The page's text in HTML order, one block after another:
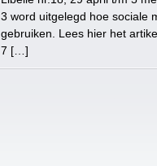
3 word uitgelegd hoe sociale
gebruiken. Lees hier het
7 […]